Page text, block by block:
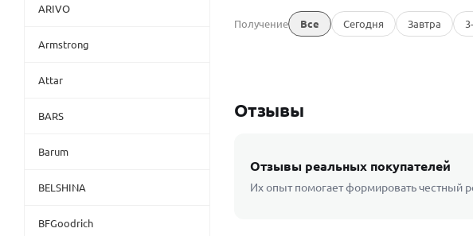
Получение Все Сегодня Завтра
Отзывы
Отзывы реальных покупателей
Их опыт помогает формировать честный
ARIVO
Armstrong
Attar
BARS
Barum
BELSHINA
BFGoodrich